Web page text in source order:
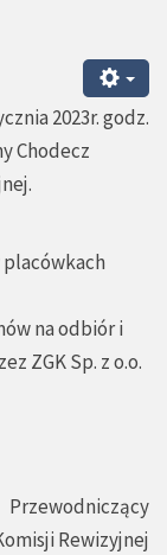
2023r. godz.
Chodecz
na odbiór i
ZGK Sp. z o.o.
Przewodniczący
Rewizyjnej